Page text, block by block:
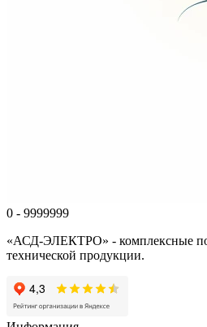
0 - 9999999
«АСД-ЭЛЕКТРО» - комплексные
технической продукции.